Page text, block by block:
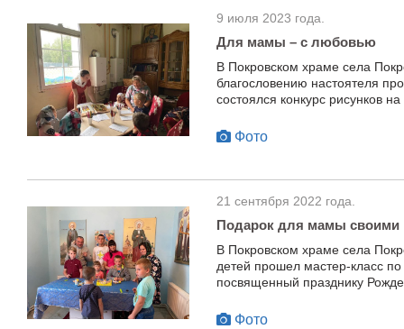
9 июля 2023 года.
Для мамы – с любовью
В Покровском храме села
благословению настоятеля
состоялся конкурс рисунков
Фото
21 сентября 2022 года.
Подарок для мамы своими
В Покровском храме села
детей прошел мастер-класс по
посвященный празднику
Фото